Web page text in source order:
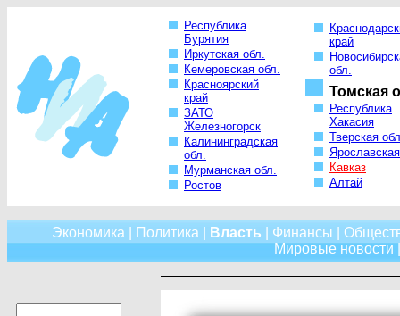
Республика
Бурятия
Иркутская обл.
Кемеровская обл.
Красноярский
край
ЗАТО
Железногорск
Калининградская
обл.
Мурманская обл.
Ростов
край
обл.
Томская
Республика
Хакасия
Тверская
Кавказ
Алтай
Экономика Политика Власть Финансы
Мировые новости